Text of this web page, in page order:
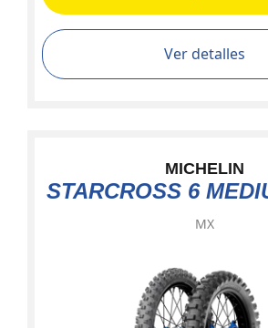
Ver detalles
MICHELIN
STARCROSS 6
MX